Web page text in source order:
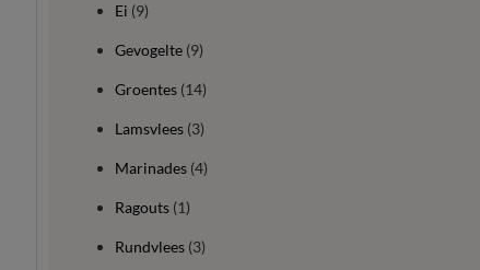
Ei (9)
Gevogelte(9)
Groentes(14)
Lamsvlees(3)
Marinades(4)
Ragouts(1)
Rundvlees(3)